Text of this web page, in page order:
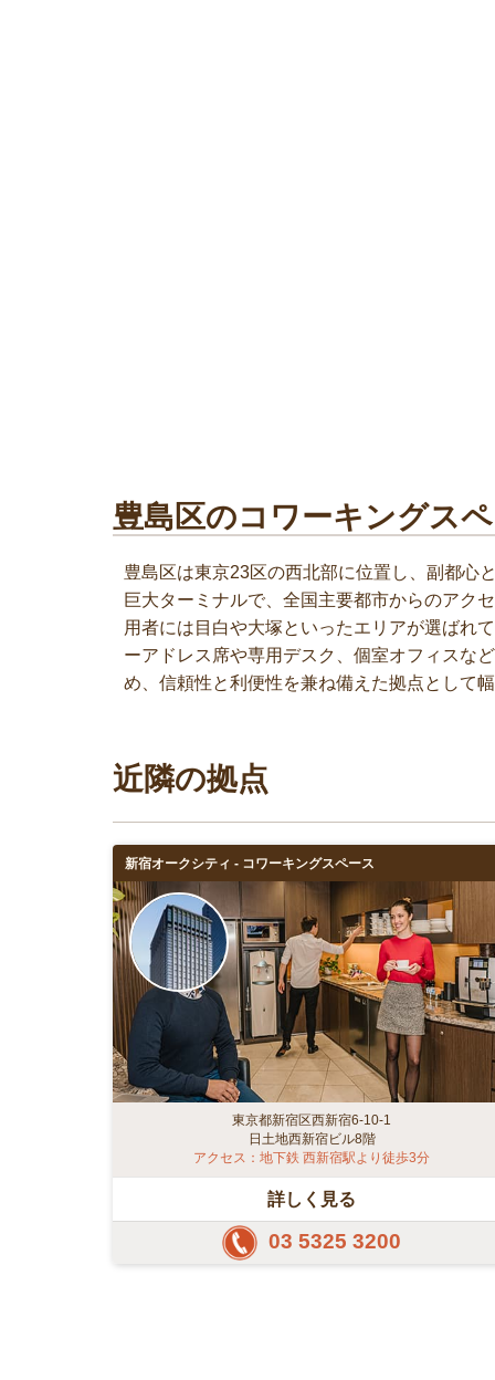
豊島区のコワーキングス
豊島区は東京23区の西北部に位置し、副都心
巨大ターミナルで、全国主要都市からのアク
用者には目白や大塚といったエリアが選ばれ
ーアドレス席や専用デスク、個室オフィスな
め、信頼性と利便性を兼ね備えた拠点として
近隣の拠点
新宿オークシティ - コワーキングスペース
東京都新宿区西新宿6-10-1
日土地西新宿ビル8階
アクセス：地下鉄 西新宿駅より徒歩3分
詳しく見る
03 5325 3200